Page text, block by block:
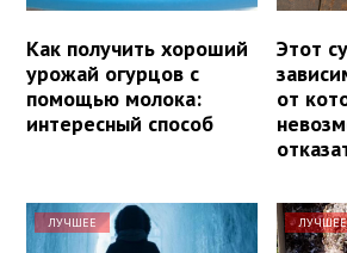
Как получить хороший
урожай огурцов с
помощью молока:
интересный способ
Этот
от
ЛУЧШЕЕ ЛУЧШЕЕ